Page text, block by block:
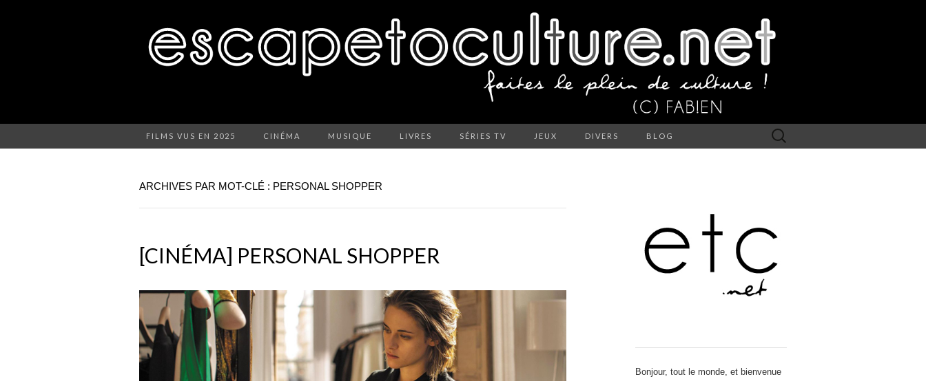
FILMS VUS EN 2025 CINÉMA MUSIQUE LIVRES SÉRIES TV JEUX DIVERS BLOG Rechercher :
ARCHIVES PAR MOT-CLÉ : PERSONAL SHOPPER
[CINÉMA] PERSONAL SHOPPER
Bonjour, tout le monde, et bienvenue